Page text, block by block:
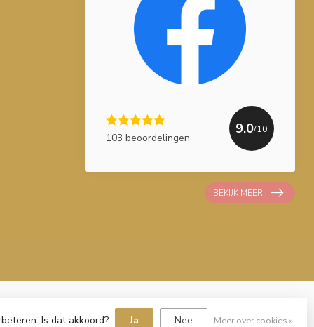
103 beoordelingen
9.0/10
BEKIJK MEER
Is dat akkoord? Ja Nee Meer over cookies »